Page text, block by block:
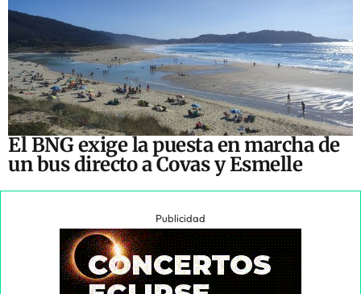
El BNG exige la puesta en marcha de
un bus directo a Covas y Esmelle
Publicidad